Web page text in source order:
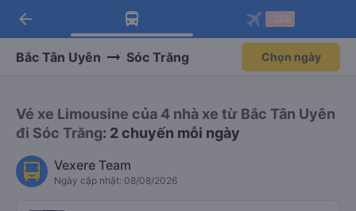
Tải app Vexere ngay!
Nhận ưu đãi thành viên độc
Mở app
Tải app Vexere
-30k/ghế khi đặt vé máy bay qua
Mở app
arrow_back
Bắc Tân Uyên Sóc Trăng Chọn ngày
Vé xe Limousine của 4 nhà xe từ Bắc Tân Uyên
đi Sóc Trăng: 2 chuyến mỗi ngày
Vexere Team
Ngày cập nhật: 08/08/2026